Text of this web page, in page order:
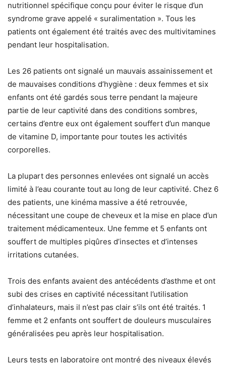
nutritionnel spécifique conçu pour éviter le risque d’un
syndrome grave appelé « suralimentation ». Tous les
patients ont également été traités avec des multivitamines
pendant leur hospitalisation.
Les 26 patients ont signalé un mauvais assainissement et
de mauvaises conditions d’hygiène : deux femmes et six
enfants ont été gardés sous terre pendant la majeure
partie de leur captivité dans des conditions sombres,
certains d’entre eux ont également souffert d’un manque
de vitamine D, importante pour toutes les activités
corporelles.
La plupart des personnes enlevées ont signalé un accès
limité à l’eau courante tout au long de leur captivité. Chez 6
des patients, une kinéma massive a été retrouvée,
nécessitant une coupe de cheveux et la mise en place d’un
traitement médicamenteux. Une femme et 5 enfants ont
souffert de multiples piqûres d’insectes et d’intenses
irritations cutanées.
Trois des enfants avaient des antécédents d’asthme et ont
subi des crises en captivité nécessitant l’utilisation
d’inhalateurs, mais il n’est pas clair s’ils ont été traités. 1
femme et 2 enfants ont souffert de douleurs musculaires
généralisées peu après leur hospitalisation.
Leurs tests en laboratoire ont montré des niveaux élevés